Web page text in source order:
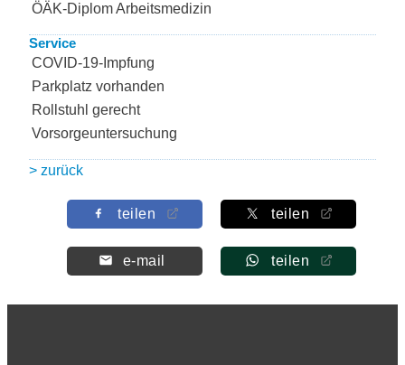
ÖÄK-Diplom Arbeitsmedizin
Service
COVID-19-Impfung
Parkplatz vorhanden
Rollstuhl gerecht
Vorsorgeuntersuchung
> zurück
teilen teilen
e-mail teilen